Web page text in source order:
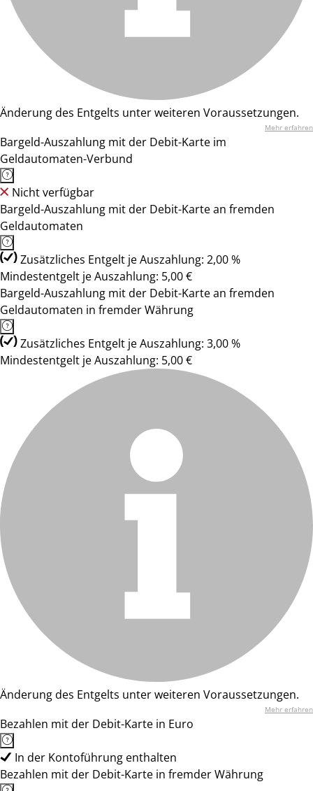
Änderung des Entgelts unter weiteren Voraussetzungen.
Mehr erfahren
Bargeld-Auszahlung mit der Debit-Karte im
Geldautomaten-Verbund
Nicht verfügbar
Bargeld-Auszahlung mit der Debit-Karte an fremden
Geldautomaten
Zusätzliches Entgelt je Auszahlung: 2,00 %
Mindestentgelt je Auszahlung: 5,00 €
Bargeld-Auszahlung mit der Debit-Karte an fremden
Geldautomaten in fremder Währung
Zusätzliches Entgelt je Auszahlung: 3,00 %
Mindestentgelt je Auszahlung: 5,00 €
Änderung des Entgelts unter weiteren Voraussetzungen.
Mehr erfahren
Bezahlen mit der Debit-Karte in Euro
In der Kontoführung enthalten
Bezahlen mit der Debit-Karte in fremder Währung